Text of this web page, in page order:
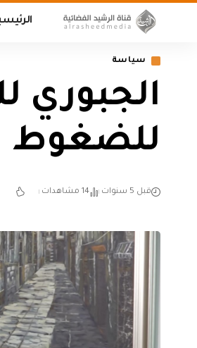
سياسة
الجبوري
للضغوط
قبل 5 سنوات 14 مشاهدات